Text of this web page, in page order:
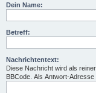
Dein Name:
Betreff:
Nachrichtentext:
Diese Nachricht wird als
BBCode. Als Antwort-